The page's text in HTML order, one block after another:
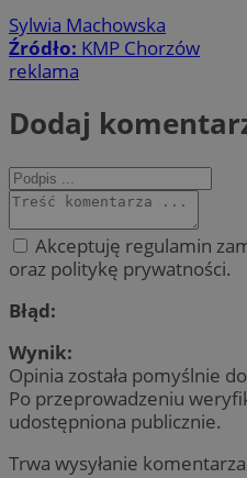
Sylwia Machowska
Źródło: KMP Chorzów
reklama
Dodaj
Akceptuję regulamin
oraz politykę prywatności.
Błąd:
Wynik:
Opinia została pomyślnie
Po przeprowadzeniu
udostępniona publicznie.
Trwa wysyłanie